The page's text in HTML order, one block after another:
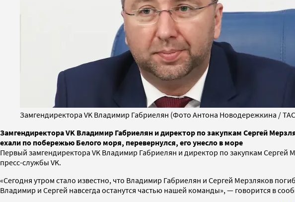
Замгендиректора VK Владимир Габриелян (Фото Антона Новодережкина /
Замгендиректора VK Владимир Габриелян и директор по закупкам Сергей
ехали по побережью Белого моря, перевернулся, его унесло в море
Первый замгендиректора VK Владимир Габриелян и директор по закупкам
пресс-службы VK.
«Сегодня утром стало известно, что Владимир Габриелян и Сергей Мерзляков
Владимир и Сергей навсегда останутся частью нашей команды», — говорится в